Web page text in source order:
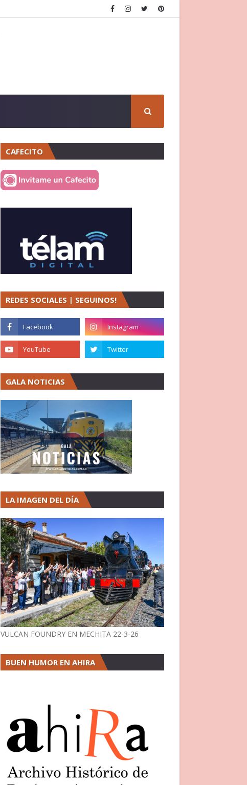
CAFECITO
REDES SOCIALES | SEGUINOS!
GALA NOTICIAS
LA IMAGEN DEL DÍA
VULCAN FOUNDRY EN MECHITA 22-3-26
BUEN HUMOR EN AHIRA